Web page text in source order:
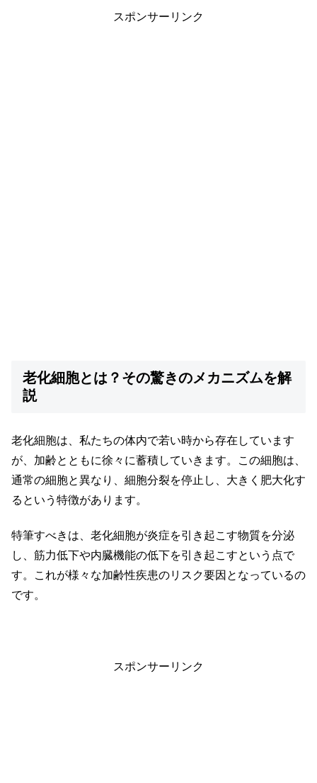
スポンサーリンク
老化細胞とは？その驚きのメカニズムを解
説
老化細胞は、私たちの体内で若い時から存在しています
が、加齢とともに徐々に蓄積していきます。この細胞は、
通常の細胞と異なり、細胞分裂を停止し、大きく肥大化す
るという特徴があります。
特筆すべきは、老化細胞が炎症を引き起こす物質を分泌
し、筋力低下や内臓機能の低下を引き起こすという点で
す。これが様々な加齢性疾患のリスク要因となっているの
です。
スポンサーリンク